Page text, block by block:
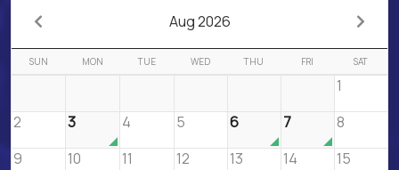
Aug 2026
SUN MON TUE WED THU FRI SAT
1
2
3 4 5 6 7
8
9
10 11 12 13 14
15